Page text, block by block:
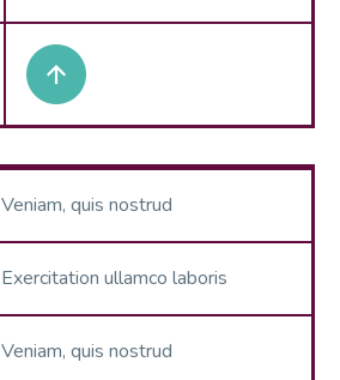
Veniam, quis nostrud
Exercitation ullamco laboris
Veniam, quis nostrud